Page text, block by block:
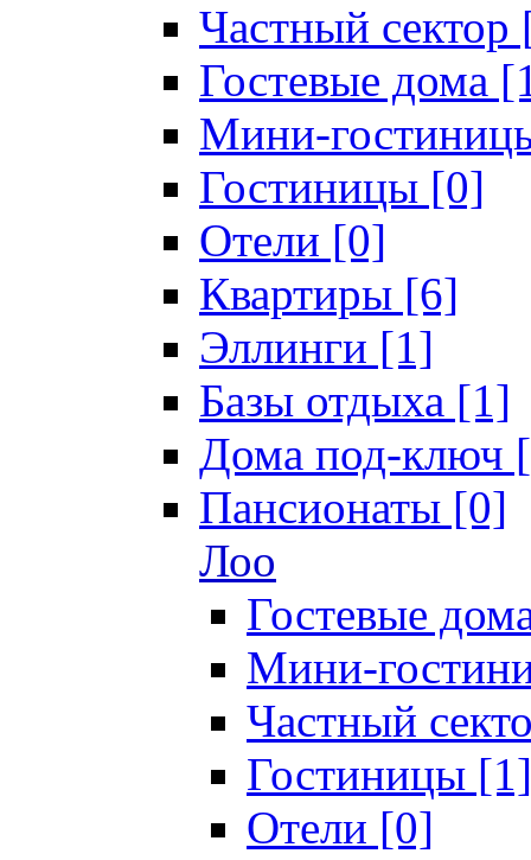
Частный сектор
Гостевые дома
Мини-
Гостиницы [0]
Отели [0]
Квартиры [6]
Эллинги [1]
Базы отдыха [1]
Дома под-ключ
Пансионаты [0]
Лоо
Гостевые
Мини-
Частный
Гостиницы [1]
Отели [0]